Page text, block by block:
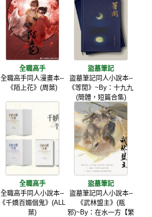
全職高手
全職高手同人漫畫本--
《陌上花》(周葉)
盜墓筆記
盜墓筆記同人小說本--
《等閒》~By：十九九
(簡體，短篇合集)
全職高手
全職高手同人小說本--
《千嬌百媚個鬼》(ALL
葉)
盜墓筆記
盜墓筆記同人小說本--
《武林盟主》(瓶
邪)~By：在水一方【繁